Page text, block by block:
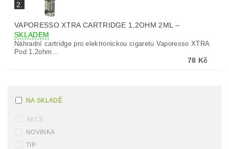
2.
VAPORESSO XTRA CARTRIDGE 1,2OHM 2ML –
SKLADEM
Náhradní cartridge pro elektronickou cigaretu Vaporesso XTRA
Pod 1,2ohm...
78 Kč
NA SKLADĚ
AKCE
NOVINKA
TIP